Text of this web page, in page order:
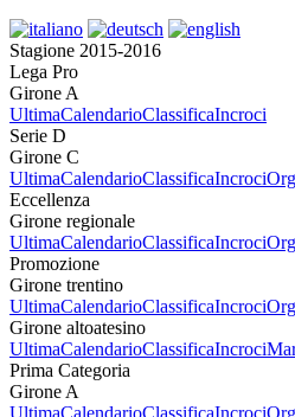
Stagione 2015-2016
Lega Pro
Girone A
UltimaCalendarioClassificaIncroci
Serie D
Girone C
UltimaCalendarioClassificaIncroci
Eccellenza
Girone regionale
UltimaCalendarioClassificaIncroci
Promozione
Girone trentino
UltimaCalendarioClassificaIncroci
Girone altoatesino
UltimaCalendarioClassificaIncroci
Prima Categoria
Girone A
UltimaCalendarioClassificaIncroci